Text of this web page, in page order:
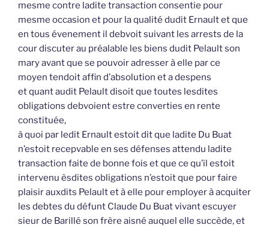
mesme contre ladite transaction consentie pour
mesme occasion et pour la qualité dudit Ernault et que
en tous évenement il debvoit suivant les arrests de la
cour discuter au préalable les biens dudit Pelault son
mary avant que se pouvoir adresser à elle par ce
moyen tendoit affin d’absolution et a despens
et quant audit Pelault disoit que toutes lesdites
obligations debvoient estre converties en rente
constituée,
à quoi par ledit Ernault estoit dit que ladite Du Buat
n’estoit recepvable en ses défenses attendu ladite
transaction faite de bonne fois et que ce qu’il estoit
intervenu èsdites obligations n’estoit que pour faire
plaisir auxdits Pelault et à elle pour employer à acquiter
les debtes du défunt Claude Du Buat vivant escuyer
sieur de Barillé son frère aisné auquel elle succède, et